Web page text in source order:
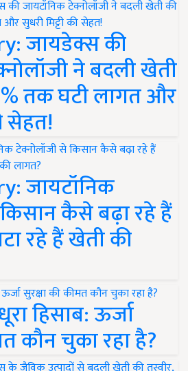
जायडेक्स की
ने बदली खेती
तक घटी लागत और
सेहत!
जायटॉनिक
कैसे बढ़ा रहे हैं
रहे हैं खेती की
हिसाब: ऊर्जा
कौन चुका रहा है?